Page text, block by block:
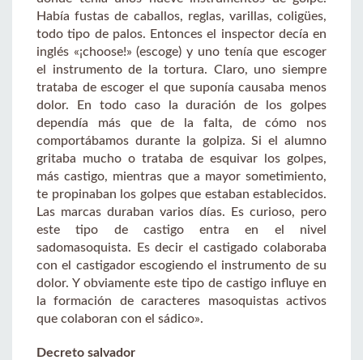
Había fustas de caballos, reglas, varillas, coligües,
todo tipo de palos. Entonces el inspector decía en
inglés «¡choose!» (escoge) y uno tenía que escoger
el instrumento de la tortura. Claro, uno siempre
trataba de escoger el que suponía causaba menos
dolor. En todo caso la duración de los golpes
dependía más que de la falta, de cómo nos
comportábamos durante la golpiza. Si el alumno
gritaba mucho o trataba de esquivar los golpes,
más castigo, mientras que a mayor sometimiento,
te propinaban los golpes que estaban establecidos.
Las marcas duraban varios días. Es curioso, pero
este tipo de castigo entra en el nivel
sadomasoquista. Es decir el castigado colaboraba
con el castigador escogiendo el instrumento de su
dolor. Y obviamente este tipo de castigo influye en
la formación de caracteres masoquistas activos
que colaboran con el sádico».
Decreto salvador